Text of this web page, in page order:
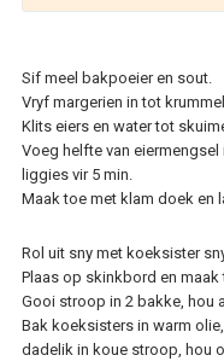
Sif meel bakpoeier en sout.
Vryf margerien in tot
Klits eiers en water tot
Voeg helfte van
liggies vir 5 min.
Maak toe met klam doek en
Rol uit sny met koeksister
Plaas op skinkbord en
Gooi stroop in 2 bakke, hou
Bak koeksisters in warm
dadelik in koue stroop, hou